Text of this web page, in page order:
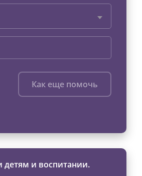
Как еще помочь
и воспитании.